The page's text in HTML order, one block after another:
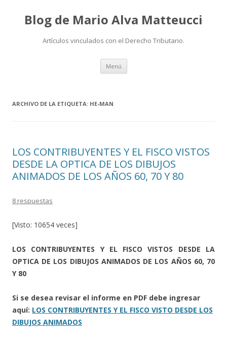
Blog de Mario Alva Matteucci
Artículos vinculados con el Derecho Tributario.
Menú Ir
contenido
ARCHIVO DE LA ETIQUETA: HE-MAN
LOS CONTRIBUYENTES Y EL FISCO VISTOS
DESDE LA OPTICA DE LOS DIBUJOS
ANIMADOS DE LOS AÑOS 60, 70 Y 80
8 respuestas
[Visto: 10654 veces]
LOS CONTRIBUYENTES Y EL FISCO VISTOS DESDE LA
OPTICA DE LOS DIBUJOS ANIMADOS DE LOS AÑOS 60, 70
Y 80
Si se desea revisar el informe en PDF debe ingresar
aquí: LOS CONTRIBUYENTES Y EL FISCO VISTO DESDE LOS
DIBUJOS ANIMADOS